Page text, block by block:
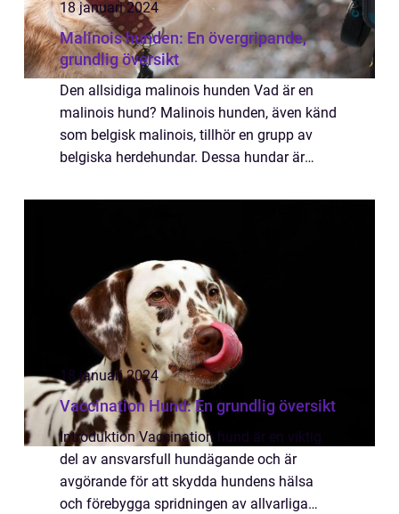
18 januari 2024
Malinois hunden: En övergripande,
grundlig översikt
Den allsidiga malinois hunden Vad är en
malinois hund? Malinois hunden, även känd
som belgisk malinois, tillhör en grupp av
belgiska herdehundar. Dessa hundar är
Ursprungligen utvecklades de för att arbeta
18 januari 2024
Vaccination Hund: En grundlig översikt
Introduktion Vaccination hund är en viktig
del av ansvarsfull hundägande och är
avgörande för att skydda hundens hälsa
och förebygga spridningen av allvarliga